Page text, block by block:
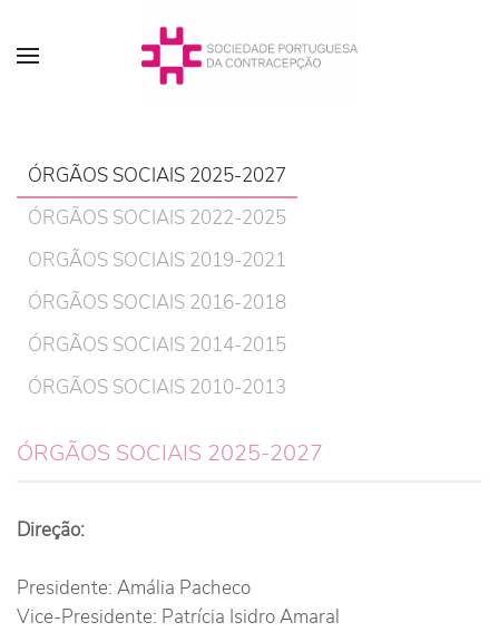
ÓRGÃOS SOCIAIS 2025-2027
ÓRGÃOS SOCIAIS 2022-2025
ORGÃOS SOCIAIS 2019-2021
ÓRGÃOS SOCIAIS 2016-2018
ÓRGÃOS SOCIAIS 2014-2015
ÓRGÃOS SOCIAIS 2010-2013
ÓRGÃOS SOCIAIS 2025-2027
Direção:
Presidente: Amália Pacheco
Vice-Presidente: Patrícia Isidro Amaral